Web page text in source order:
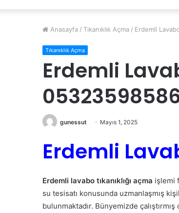
Anasayfa / Tıkanıklık Açma / Erdemli
Tıkanıklık Açma
Erdemli
gunessut Mayıs 1, 2025
Erdemli
Erdemli lavabo tıkanıklığı açma işlemi
su tesisatı konusunda uzmanlaşmış
bulunmaktadır. Bünyemizde